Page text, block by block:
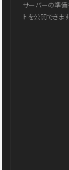
サーバーの準備
トを公開できます